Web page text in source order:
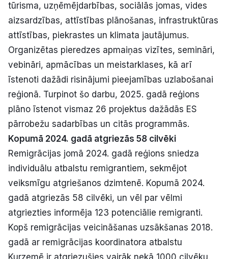
tūrisma, uzņēmējdarbības, sociālās jomas, vides
aizsardzības, attīstības plānošanas, infrastruktūras
attīstības, piekrastes un klimata jautājumus.
Organizētas pieredzes apmaiņas vizītes, semināri,
vebināri, apmācības un meistarklases, kā arī
īstenoti dažādi risinājumi pieejamības uzlabošanai
reģionā. Turpinot šo darbu, 2025. gadā reģions
plāno īstenot vismaz 26 projektus dažādās ES
pārrobežu sadarbības un citās programmās.
Kopumā 2024. gadā atgriezās 58 cilvēki
Remigrācijas jomā 2024. gadā reģions sniedza
individuālu atbalstu remigrantiem, sekmējot
veiksmīgu atgriešanos dzimtenē. Kopumā 2024.
gadā atgriezās 58 cilvēki, un vēl par vēlmi
atgriezties informēja 123 potenciālie remigranti.
Kopš remigrācijas veicināšanas uzsākšanas 2018.
gadā ar remigrācijas koordinatora atbalstu